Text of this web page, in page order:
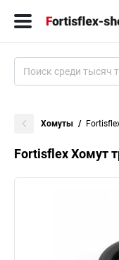
Хомуты
Fortisflex Хомут